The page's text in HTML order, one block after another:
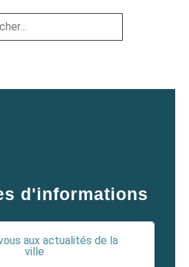
d'informations
aux actualités de la
ville